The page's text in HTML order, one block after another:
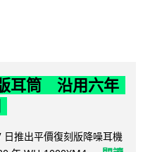
耳筒 沿用六年
推出平價復刻版降噪耳機